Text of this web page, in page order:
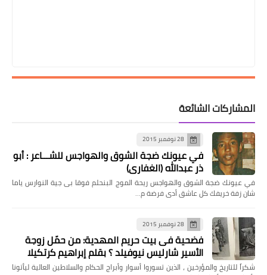
المشاركات الشائعة
28 نوفمبر 2015
في عيونك ضجة الشوق والهواجس للشـــاعر : أبو
ذر عبدالله (الغفاري)
في عيونك ضجة الشوق والهواجس ريحة الموج البنحلم فوقا بى جية النوارس ياما
شان زفة خريفك كل عاشق أدى فرضة م…
28 نوفمبر 2015
فضحية فى بيت حريم المهدية: من حمّل زوجة
الأسير شارليس نيوفيلد ؟ بقلم إبراهيم كرتكيلا
شكراً للتاريخ والمؤرخين ، الذين تسوروا أسوار وأبراج الحكام والسلاطين العالية ليأتونا